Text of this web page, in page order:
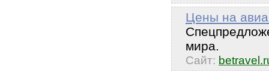
Цены на
мира.
Сайт: